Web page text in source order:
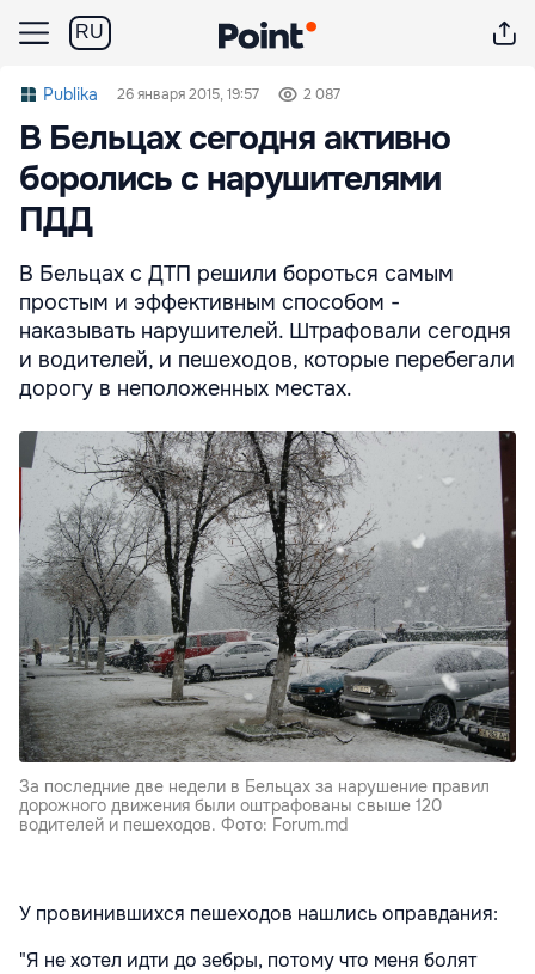
RU
Publika 26 января 2015, 19:57 2 087
В Бельцах сегодня активно
боролись с нарушителями
ПДД
В Бельцах с ДТП решили бороться самым
простым и эффективным способом -
наказывать нарушителей. Штрафовали сегодня
и водителей, и пешеходов, которые перебегали
дорогу в неположенных местах.
За последние две недели в Бельцах за нарушение правил
дорожного движения были оштрафованы свыше 120
водителей и пешеходов. Фото: Forum.md
У провинившихся пешеходов нашлись оправдания:
"Я не хотел идти до зебры, потому что меня болят